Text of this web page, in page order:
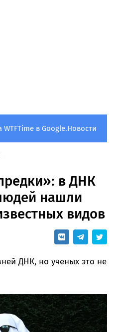
в Google.Новости
в ДНК
нашли
видов
ДНК, но ученых это не